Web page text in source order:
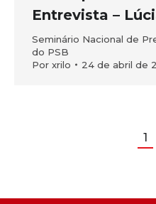
Entrevista –
Seminário Nacional de
do PSB
Por xrilo 24 de abril de
1